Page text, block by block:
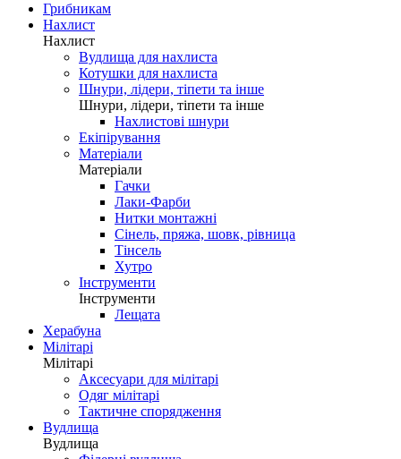
Грибникам
Нахлист
Нахлист
Вудлища для нахлиста
Котушки для нахлиста
Шнури, лідери, тіпети та інше
Шнури, лідери, тіпети та інше
Нахлистові шнури
Екіпірування
Матеріали
Матеріали
Гачки
Лаки-Фарби
Нитки монтажні
Сінель, пряжа, шовк, рівница
Тінсель
Хутро
Інструменти
Інструменти
Лещата
Херабуна
Мілітарі
Мілітарі
Аксесуари для мілітарі
Одяг мілітарі
Тактичне спорядження
Вудлища
Вудлища